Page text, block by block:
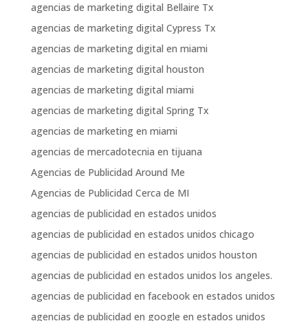
agencias de marketing digital Bellaire Tx
agencias de marketing digital Cypress Tx
agencias de marketing digital en miami
agencias de marketing digital houston
agencias de marketing digital miami
agencias de marketing digital Spring Tx
agencias de marketing en miami
agencias de mercadotecnia en tijuana
Agencias de Publicidad Around Me
Agencias de Publicidad Cerca de MI
agencias de publicidad en estados unidos
agencias de publicidad en estados unidos chicago
agencias de publicidad en estados unidos houston
agencias de publicidad en estados unidos los angeles.
agencias de publicidad en facebook en estados unidos
agencias de publicidad en google en estados unidos